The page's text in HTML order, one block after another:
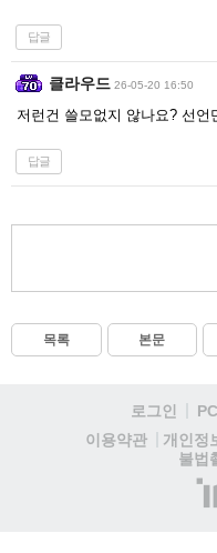
답글
클라우드 26-05-20 16:50
저런건 쓸모없지 않나요? 선
답글
목록 본문
로그인
이용약관
개인정
불법